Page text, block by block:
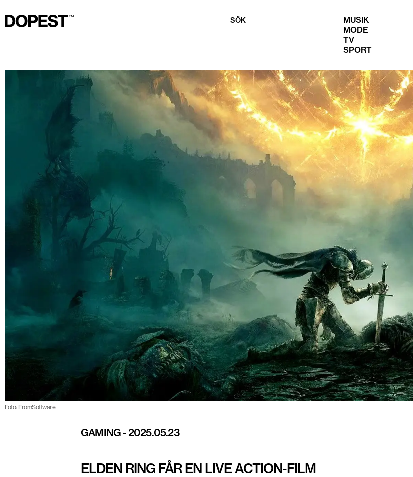
SÖK
MUSIK
MODE
TV
SPORT
Foto: FromSoftware
GAMING -2025.05.23
ELDEN RING FÅR EN LIVE ACTION-FILM